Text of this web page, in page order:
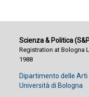
Scienza & Politica
Registration at Bologna
1988
Dipartimento delle
Università di Bologna